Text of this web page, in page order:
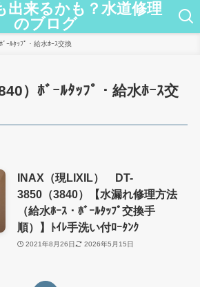
出来るかも？水道修理
のブログ
ｰﾙﾀｯﾌﾟ・給水ﾎｰｽ交換
）ﾎﾞｰﾙﾀｯﾌﾟ・給水ﾎｰｽ交
INAX（現LIXIL） DT-
3850（3840）【水漏れ修理方法
（給水ﾎｰｽ・ﾎﾞｰﾙﾀｯﾌﾟ交換手
順）】ﾄｲﾚ手洗い付ﾛｰﾀﾝｸ
2021年8月26日 2026年5月15日